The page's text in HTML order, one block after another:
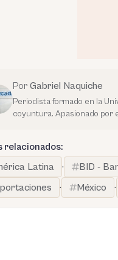
Por Gabriel Naquiche
Periodista formado en la
coyuntura. Apasionado por
relacionados:
Latina
· BID -
· México ·